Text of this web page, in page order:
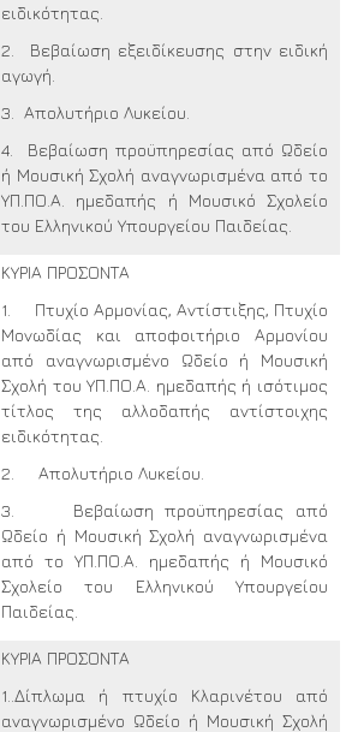
ειδικότητας.
2. Βεβαίωση εξειδίκευσης στην ειδική
αγωγή.
3. Απολυτήριο Λυκείου.
4. Βεβαίωση προϋπηρεσίας από Ωδείο
ή Μουσική Σχολή αναγνωρισμένα από το
ΥΠ.ΠΟ.Α. ημεδαπής ή Μουσικό Σχολείο
του Ελληνικού Υπουργείου Παιδείας.
ΚΥΡΙΑ ΠΡΟΣΟΝΤΑ
1. Πτυχίο Αρμονίας, Αντίστιξης, Πτυχίο
Μονωδίας και αποφοιτήριο Αρμονίου
από αναγνωρισμένο Ωδείο ή Μουσική
Σχολή του ΥΠ.ΠΟ.Α. ημεδαπής ή ισότιμος
τίτλος της αλλοδαπής αντίστοιχης
ειδικότητας.
2. Απολυτήριο Λυκείου.
3. Βεβαίωση προϋπηρεσίας από
Ωδείο ή Μουσική Σχολή αναγνωρισμένα
από το ΥΠ.ΠΟ.Α. ημεδαπής ή Μουσικό
Σχολείο του Ελληνικού Υπουργείου
Παιδείας.
ΚΥΡΙΑ ΠΡΟΣΟΝΤΑ
1..Δίπλωμα ή πτυχίο Κλαρινέτου από
αναγνωρισμένο Ωδείο ή Μουσική Σχολή